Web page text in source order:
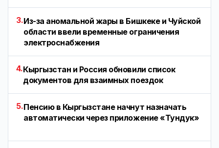
3.Из-за аномальной жары в Бишкеке и Чуйской
области ввели временные ограничения
электроснабжения
4.Кыргызстан и Россия обновили список
документов для взаимных поездок
5.Пенсию в Кыргызстане начнут назначать
автоматически через приложение «Тундук»